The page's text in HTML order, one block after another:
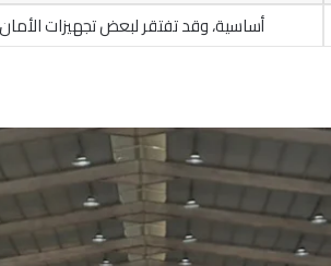
أساسية، وقد تفتقر لبعض تجهيزات الأمان